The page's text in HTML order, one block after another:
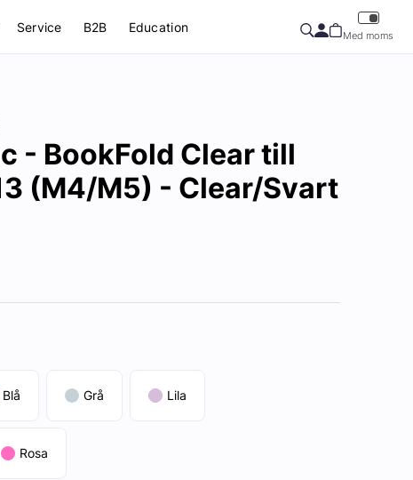
Service B2B Education
Med moms
- BookFold Clear till
(M4/M5) - Clear/Svart
Blå Grå Lila
Rosa